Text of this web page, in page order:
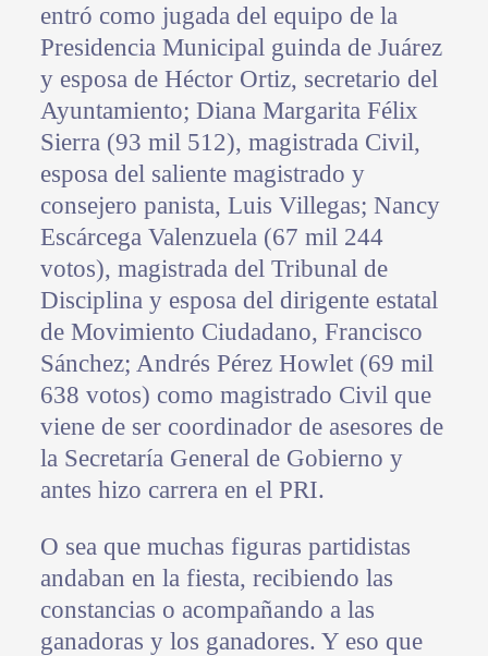
entró como jugada del equipo de la
Presidencia Municipal guinda de Juárez
y esposa de Héctor Ortiz, secretario del
Ayuntamiento; Diana Margarita Félix
Sierra (93 mil 512), magistrada Civil,
esposa del saliente magistrado y
consejero panista, Luis Villegas; Nancy
Escárcega Valenzuela (67 mil 244
votos), magistrada del Tribunal de
Disciplina y esposa del dirigente estatal
de Movimiento Ciudadano, Francisco
Sánchez; Andrés Pérez Howlet (69 mil
638 votos) como magistrado Civil que
viene de ser coordinador de asesores de
la Secretaría General de Gobierno y
antes hizo carrera en el PRI.
O sea que muchas figuras partidistas
andaban en la fiesta, recibiendo las
constancias o acompañando a las
ganadoras y los ganadores. Y eso que